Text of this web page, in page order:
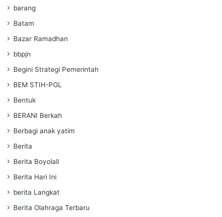
barang
Batam
Bazar Ramadhan
bbpjn
Begini Strategi Pemerintah
BEM STIH-PGL
Bentuk
BERANI Berkah
Berbagi anak yatim
Berita
Berita Boyolali
Berita Hari Ini
berita Langkat
Berita Olahraga Terbaru